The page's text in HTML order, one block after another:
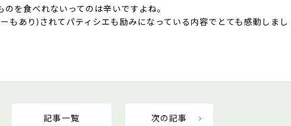
を食べれないってのは辛いですよね。
もあり)されてパティシエも励みになっている内容でとても感動しまし
記事一覧 次の記事